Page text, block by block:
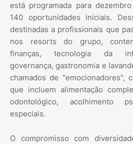
está programada para
140 oportunidades iniciais.
destinadas a profissionais que
nos resorts do grupo,
finanças, tecnologia da
governança, gastronomia e
chamados de "emocionadores",
que incluem alimentação
odontológico, acolhimento
especiais.
O compromisso com